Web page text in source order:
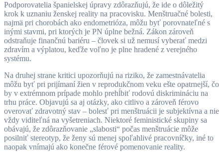
Podporovatelia španielskej úpravy zdôrazňujú, že ide o dôležitý
krok k uznaniu ženskej reality na pracovisku. Menštruačné bolesti,
najmä pri chorobách ako endometrióza, môžu byť porovnateľné s
inými stavmi, pri ktorých je PN úplne bežná. Zákon zároveň
odstraňuje finančnú bariéru – človek si už nemusí vyberať medzi
zdravím a výplatou, keďže voľno je plne hradené z verejného
systému.
Na druhej strane kritici upozorňujú na riziko, že zamestnávatelia
môžu byť pri prijímaní žien v reprodukčnom veku ešte opatrnejší, čo
by v extrémnom prípade mohlo prehĺbiť rodovú diskrimináciu na
trhu práce. Objavujú sa aj otázky, ako citlivo a zároveň férovo
overovať zdravotný stav – bolesť pri menštruácii je subjektívna a nie
vždy viditeľná na vyšetreniach. Niektoré feministické skupiny sa
obávajú, že zdôrazňovanie „slabosti“ počas menštruácie môže
posilniť stereotyp, že ženy sú menej spoľahlivé pracovníčky, iné to
naopak vnímajú ako konečne férové pomenovanie reality.